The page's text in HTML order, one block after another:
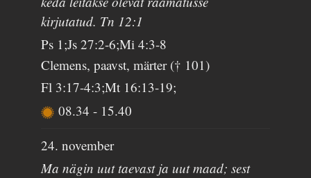
kirjutatud. Tn 12:1
Ps 1;Js 27:2-6;Mi 4:3-8
Clemens, paavst, märter († 101)
Fl 3:17-4:3;Mt 16:13-19;
08.34- 15.40
24. november
Ma nägin uut taevast ja uut maad; sest